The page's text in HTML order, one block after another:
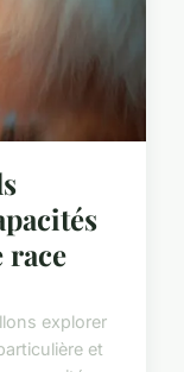
race
explorer
et